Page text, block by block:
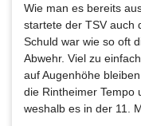
Wie man es bereits
startete der TSV auch
Schuld war wie so oft
Abwehr. Viel zu
auf Augenhöhe
die Rintheimer Tempo
weshalb es in der 11.